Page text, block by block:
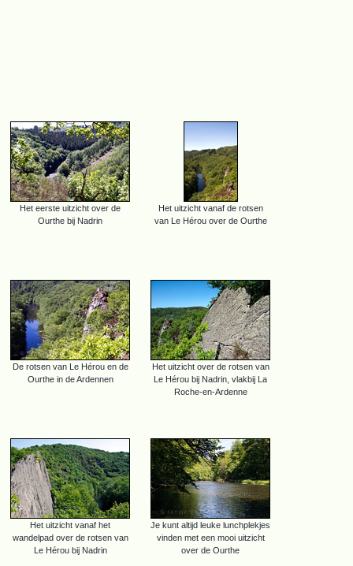
Het eerste uitzicht over de
Ourthe bij Nadrin
Het uitzicht vanaf de rotsen
van Le Hérou over de Ourthe
De rotsen van Le Hérou en de
Ourthe in de Ardennen
Het uitzicht over de rotsen van
Le Hérou bij Nadrin, vlakbij La
Roche-en-Ardenne
Het uitzicht vanaf het
wandelpad over de rotsen van
Le Hérou bij Nadrin
Je kunt altijd leuke lunchplekjes
vinden met een mooi uitzicht
over de Ourthe